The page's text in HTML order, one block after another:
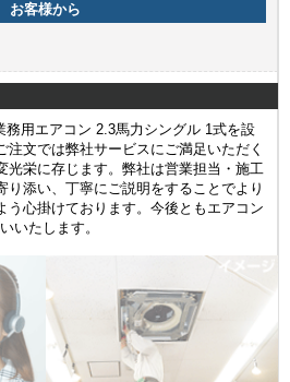
お客様から
務用エアコン 2.3馬力シングル 1式を設
注文では弊社サービスにご満足いただく
光栄に存じます。弊社は営業担当・施工
り添い、丁寧にご説明をすることでより
う心掛けております。今後ともエアコン
いたします。